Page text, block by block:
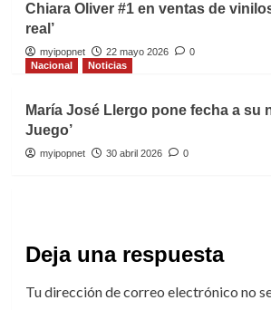
Chiara Oliver #1 en ventas de
real’
myipopnet 22 mayo 2026
0
Nacional
Noticias
María José Llergo pone fecha a su
Juego’
myipopnet 30 abril 2026 0
Deja una respuesta
Tu dirección de correo electrónico no